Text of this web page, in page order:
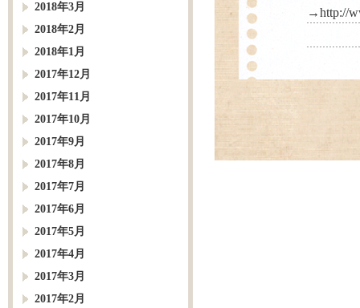
2018年3月
2018年2月
2018年1月
2017年12月
2017年11月
2017年10月
2017年9月
2017年8月
2017年7月
2017年6月
2017年5月
2017年4月
2017年3月
2017年2月
→http://